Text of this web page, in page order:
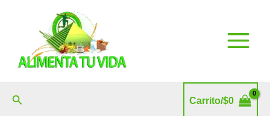
Buscar Carrito/$0